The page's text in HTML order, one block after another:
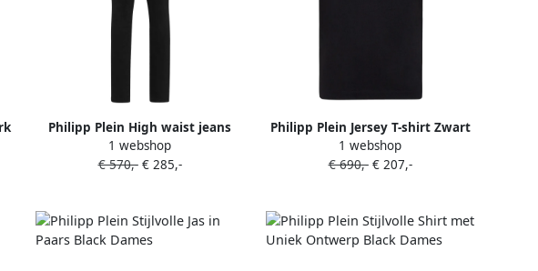
Philipp Plein High waist jeans
Zwart
1 webshop
€ 570,-€ 285,-
Philipp Plein Jersey T-shirt Zwart
1 webshop
€ 690,-€ 207,-